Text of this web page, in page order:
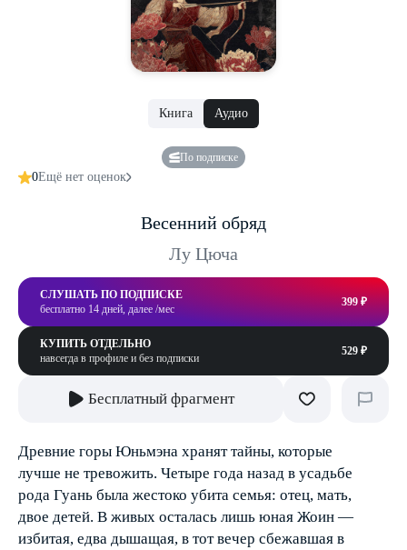
Книга Аудио
По подписке
0Ещё нет оценок
Весенний обряд
Лу Цюча
СЛУШАТЬ ПО ПОДПИСКЕ
бесплатно 14 дней, далее /мес
399 ₽
КУПИТЬ ОТДЕЛЬНО
навсегда в профиле и без подписки
529 ₽
Бесплатный фрагмент
Древние горы Юньмэна хранят тайны, которые
лучше не тревожить. Четыре года назад в усадьбе
рода Гуань была жестоко убита семья: отец, мать,
двое детей. В живых осталась лишь юная Жоин —
избитая, едва дышащая, в тот вечер сбежавшая в